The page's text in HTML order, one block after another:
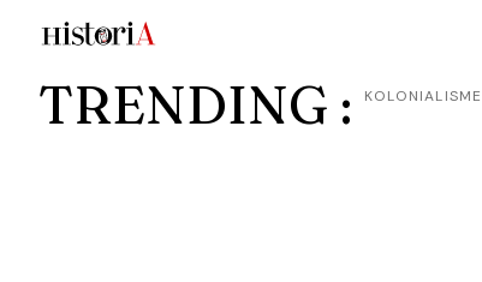
TRENDING : KOLONIALISME